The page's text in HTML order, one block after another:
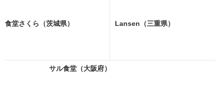
食堂さくら（茨城県） Lansen（三重県）
サル食堂（大阪府）